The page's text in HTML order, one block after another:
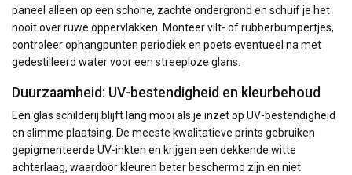
paneel alleen op een schone, zachte ondergrond en schuif je het
nooit over ruwe oppervlakken. Monteer vilt- of rubberbumpertjes,
controleer ophangpunten periodiek en poets eventueel na met
gedestilleerd water voor een streeploze glans.
Duurzaamheid: UV-bestendigheid en kleurbehoud
Een glas schilderij blijft lang mooi als je inzet op UV-bestendigheid
en slimme plaatsing. De meeste kwalitatieve prints gebruiken
gepigmenteerde UV-inkten en krijgen een dekkende witte
achterlaag, waardoor kleuren beter beschermd zijn en niet